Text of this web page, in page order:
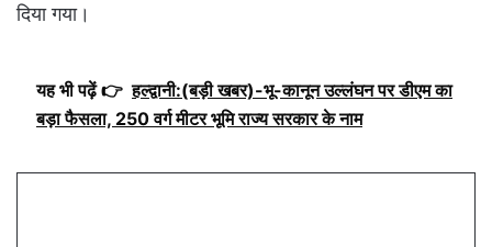
दिया गया।
यह भी पढ़ें 👉 हल्द्वानी:(बड़ी खबर)-भू-कानून उल्लंघन पर डीएम का
बड़ा फैसला, 250 वर्ग मीटर भूमि राज्य सरकार के नाम